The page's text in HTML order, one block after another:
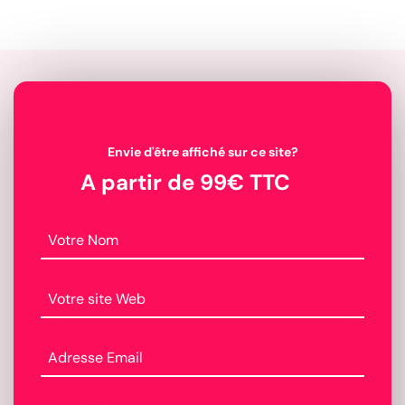
Envie d'être affiché sur ce site?
A partir de 99€ TTC